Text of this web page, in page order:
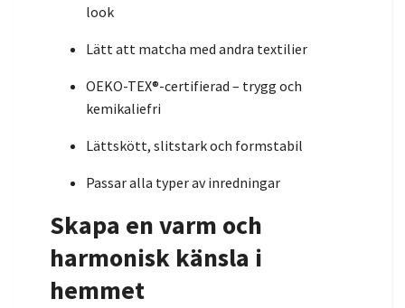
look
Lätt att matcha med andra textilier
OEKO-TEX®-certifierad – trygg och
kemikaliefri
Lättskött, slitstark och formstabil
Passar alla typer av inredningar
Skapa en varm och
harmonisk känsla i
hemmet